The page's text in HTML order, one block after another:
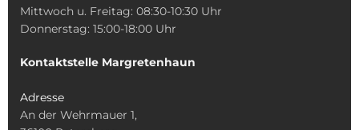
Mittwoch u. Freitag: 08:30-10:30 Uhr
Donnerstag: 15:00-18:00 Uhr
Kontaktstelle Margretenhaun
Adresse
An der Wehrmauer 1,